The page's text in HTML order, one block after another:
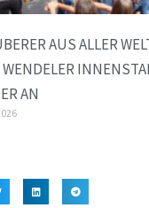
AUS ALLER
AN